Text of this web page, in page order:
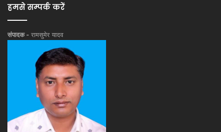
हमसे सम्पर्क करें
संपादक - रामसुमेर यादव